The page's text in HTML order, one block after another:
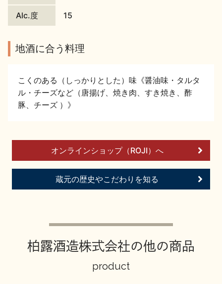
イベント情報
地酒蔵元会WEB展示会 地酒蔵元会利酒会
Alc.度 15
地酒に合う料理
こくのある（しっかりとした）味《醤油味・タルタ
ル・チーズなど（唐揚げ、焼き肉、すき焼き、酢
豚、チーズ ）》
オンラインショップ（ROJI）へ
蔵元の歴史やこだわりを知る
柏露酒造株式会社の他の商品
product